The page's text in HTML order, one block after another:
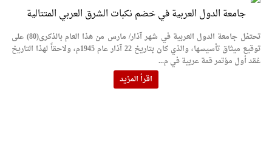
جامعة الدول العربية في خضم نكبات الشرق العربي المتتالية
تحتفل جامعة الدول العربية في شهر آذار/ مارس من هذا العام بالذكرى(80) على
توقيع ميثاق تأسيسها، والذي كان بتاريخ 22 آذار عام 1945م، ولاحقاً لهذا التاريخ
عُقد أول مؤتمر قمة عربية في م...
اقرأ المزيد